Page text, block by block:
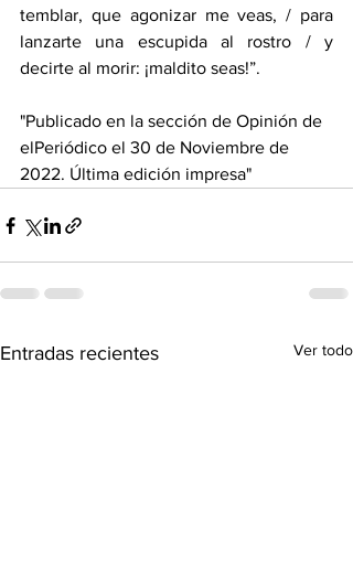
temblar, que agonizar me veas, / para
lanzarte una escupida al rostro / y
decirte al morir: ¡maldito seas!”.
"Publicado en la sección de Opinión de
elPeriódico el 30 de Noviembre de
2022. Última edición impresa"
Entradas recientes Ver todo